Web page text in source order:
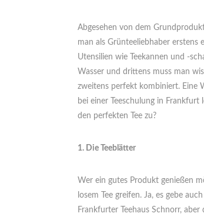
Abgesehen von dem
man als Grünteeliebhaber erstens
Utensilien wie Teekannen und -
Wasser und drittens muss man
zweitens perfekt kombiniert. Eine
bei einer Teeschulung in
den perfekten Tee zu?
1. Die Teeblätter
Wer ein gutes Produkt genießen
losem Tee greifen. Ja, es gebe
Frankfurter Teehaus Schnorr,